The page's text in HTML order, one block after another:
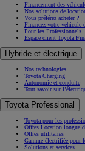
Financement des
Nos solutions de
Vous préférez acheter ?
Financez votre véhicule
Pour les Professionnels
Espace client Toyota
Hybride et électrique
Nos technologies
Toyota Charging
Autonomie et conduite
Tout savoir sur
Toyota Professional
Toyota pour les
Offres Location longue
Offres utilitaires
Gamme électrifiée pour
Solutions et services